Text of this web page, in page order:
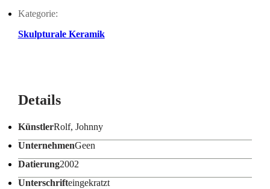
Kategorie:
Skulpturale Keramik
Details
KünstlerRolf, Johnny
UnternehmenGeen
Datierung2002
Unterschrifteingekratzt